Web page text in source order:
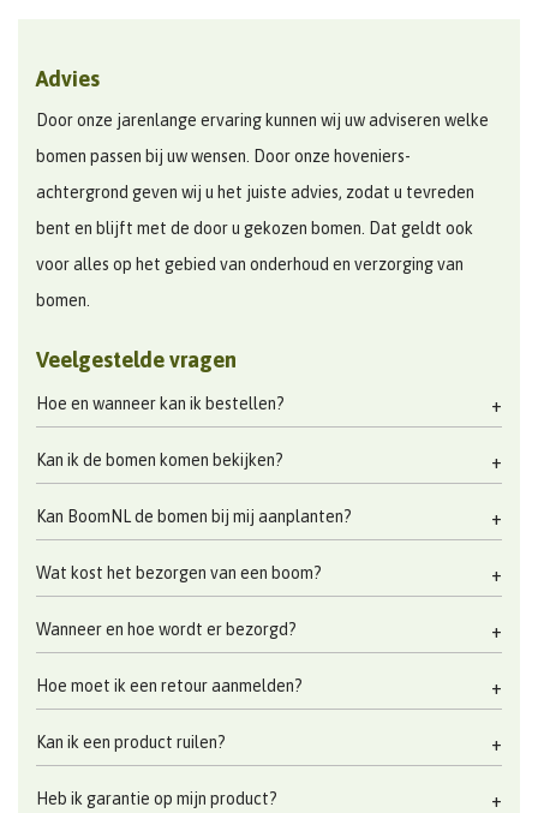
Advies
Door onze jarenlange ervaring kunnen wij uw adviseren welke
bomen passen bij uw wensen. Door onze hoveniers-
achtergrond geven wij u het juiste advies, zodat u tevreden
bent en blijft met de door u gekozen bomen. Dat geldt ook
voor alles op het gebied van onderhoud en verzorging van
bomen.
Veelgestelde vragen
Hoe en wanneer kan ik bestellen?
Kan ik de bomen komen bekijken?
Kan BoomNL de bomen bij mij aanplanten?
Wat kost het bezorgen van een boom?
Wanneer en hoe wordt er bezorgd?
Hoe moet ik een retour aanmelden?
Kan ik een product ruilen?
Heb ik garantie op mijn product?